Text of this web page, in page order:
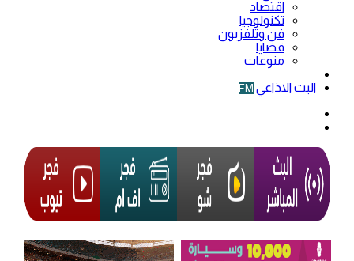
اقتصاد
تكنولوجيا
فن وتلفزيون
قضايا
منوعات
البث الاذاعي FM